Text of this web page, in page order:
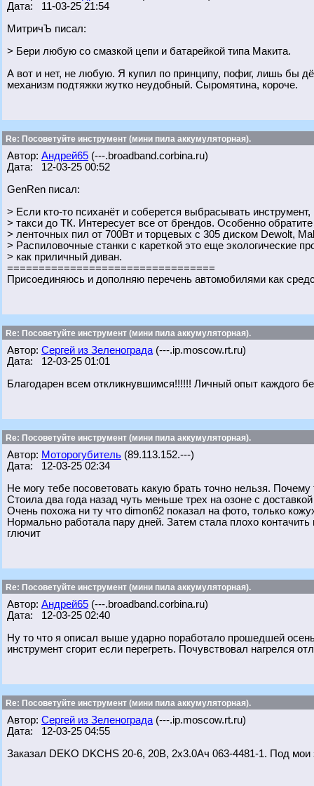
Дата: 11-03-25 21:54
МитричЪ писал:
> Бери любую со смазкой цепи и батарейкой типа Макита.
А вот и нет, не любую. Я купил по принципу, пофиг, лишь бы
механизм подтяжки жутко неудобный. Сыромятина, короче.
Re: Посоветуйте инструмент (мини пила аккумуляторная).
Автор: Андрей65 (---.broadband.corbina.ru)
Дата: 12-03-25 00:52
GenRen писал:
> Если кто-то психанёт и соберется выбрасывать
> такси до ТК. Интересует все от брендов. Особенно
> ленточных пил от 700Вт и торцевых с 305 диском Dewolt,
> Распиловочные станки с кареткой это еще экологические
> как приличный диван.
=================================
Присоединяюсь и дополняю перечень автомобилями как
Re: Посоветуйте инструмент (мини пила аккумуляторная).
Автор: Сергей из Зеленограда (---.ip.moscow.rt.ru)
Дата: 12-03-25 01:01
Благодарен всем откликнувшимся!!!!!! Личный опыт каждого
Re: Посоветуйте инструмент (мини пила аккумуляторная).
Автор: Моторогубитель (89.113.152.---)
Дата: 12-03-25 02:34
Не могу тебе посоветовать какую брать точно нельзя.
Стоила два года назад чуть меньше трех на озоне с
Очень похожа ни ту что dimon62 показал на фото, только
Нормально работала пару дней. Затем стала плохо
глючит
Re: Посоветуйте инструмент (мини пила аккумуляторная).
Автор: Андрей65 (---.broadband.corbina.ru)
Дата: 12-03-25 02:40
Ну то что я описал выше ударно поработало прошедшей
инструмент сгорит если перегреть. Почувствовал нагрелся
Re: Посоветуйте инструмент (мини пила аккумуляторная).
Автор: Сергей из Зеленограда (---.ip.moscow.rt.ru)
Дата: 12-03-25 04:55
Заказал DEKO DKCHS 20-6, 20В, 2x3.0Ач 063-4481-1. Под